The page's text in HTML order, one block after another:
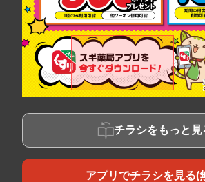
チラシをもっと見
アプリでチラシを見る(